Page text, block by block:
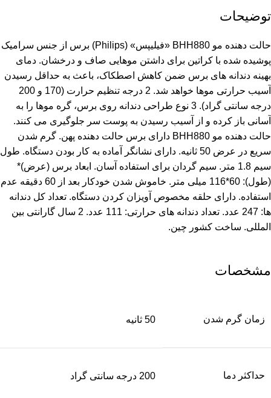
توضیحات
حالت دهنده مو BHH880 «فیلیپس» (Philips) برس از جنس سرامیک
پوشیده شده با کراتین برای داشتن موهایی صاف و درخشان. دمای
بهینه دندانه های برس ضمن کاهش اصطکاک، باعث به حداقل رسیدن
آسیب حرارتی موها خواهد شد. 2 درجه تنظیم حرارت (170 و 200
درجه سانتی گراد). 3 نوع طراحی دندانه روی برس، گره موها را به
آسانی باز کرده و از آسیب رسیدن به پوست سر جلوگیری می کنند.
حالت دهنده مو BHH880 دارای برس حالت دهنده پهن. گرم شدن
سریع در عرض 50 ثانیه. دارای نشانگر آماده به کار بودن دستگاه. طول
سیم 1.8 متر. سیم گردان برای استفاده آسان. ابعاد برس (عرض)*
(طول): 60*116 میلی متر. خاموش شدن خودکار بعد از 60 دقیقه عدم
استفاده. دارای حلقه مخصوص آویزان کردن دستگاه. تعداد کل دندانه
ها: 247 عدد. تعداد دندانه های حرارتی: 111 عدد. 2 سال گارانتی بین
المللی. ساخت کشور چین.
مشخصات
زمان گرم شدن 50 ثانیه
حداکثر دما 200 درجه سانتی گراد